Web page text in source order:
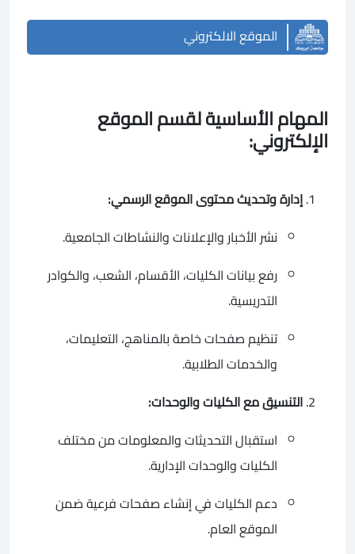
الموقع الالكتروني
المهام الأساسية لقسم الموقع
الإلكتروني:
إدارة وتحديث محتوى الموقع الرسمي:
نشر الأخبار والإعلانات والنشاطات الجامعية.
رفع بيانات الكليات، الأقسام، الشعب، والكوادر
التدريسية.
تنظيم صفحات خاصة بالمناهج، التعليمات،
والخدمات الطلابية.
التنسيق مع الكليات والوحدات:
استقبال التحديثات والمعلومات من مختلف
الكليات والوحدات الإدارية.
دعم الكليات في إنشاء صفحات فرعية ضمن
الموقع العام.